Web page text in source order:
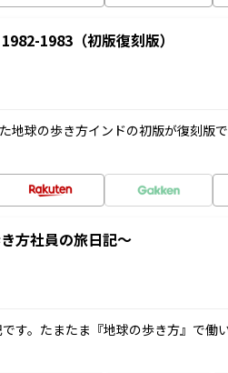
1983（初版復刻版）
地球の歩き方インドの初版が復刻版
方社員の旅日記～
す。たまたま『地球の歩き方』で働